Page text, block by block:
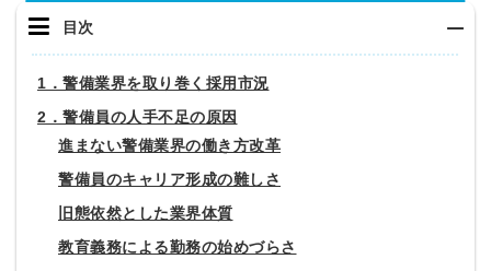
目次
1．警備業界を取り巻く採用市況
2．警備員の人手不足の原因
進まない警備業界の働き方改革
警備員のキャリア形成の難しさ
旧態依然とした業界体質
教育義務による勤務の始めづらさ